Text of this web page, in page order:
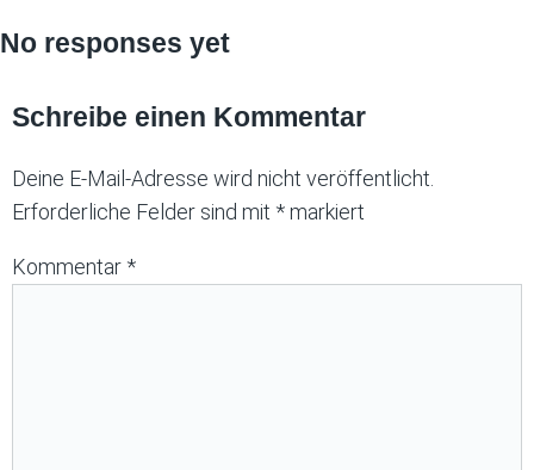
No responses yet
Schreibe einen Kommentar
Deine E-Mail-Adresse wird nicht veröffentlicht.
Erforderliche Felder sind mit *markiert
Kommentar *